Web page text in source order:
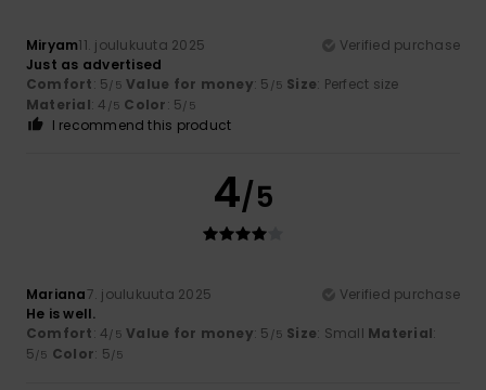
Miryam11. joulukuuta 2025
Verified purchase
Just as advertised
Comfort: 5/5 Value for money: 5 /5 Size: Perfect size
Material: 4 /5 Color: 5/5
I recommend this product
4/5
Mariana7. joulukuuta 2025
Verified purchase
He is well.
Comfort: 4/5 Value for money: 5 /5 Size: Small Material:
5/5 Color: 5/5